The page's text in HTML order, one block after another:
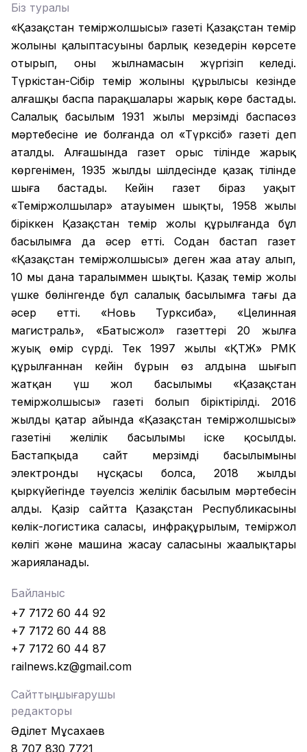
Біз туралы
«Қазақстан теміржолшысы» газеті Қазақстан темір
жолының қалыптасуының барлық кезеңдерін көрсете
отырып, оның жылнамасын жүргізіп келеді.
Түркістан-Сібір темір жолының құрылысы кезінде
алғашқы баспа парақшалары жарық көре бастады.
Салалық басылым 1931 жылы мерзімді баспасөз
мәртебесіне ие болғанда ол «Түрксіб» газеті деп
аталды. Алғашында газет орыс тілінде жарық
көргенімен, 1935 жылдың шілдесінде қазақ тілінде
шыға бастады. Кейін газет біраз уақыт
«Теміржолшылар» атауымен шықты, 1958 жылы
біріккен Қазақстан темір жолы құрылғанда бұл
басылымға да әсер етті. Содан бастап газет
«Қазақстан теміржолшысы» деген жаңа атау алып,
10 мың дана таралыммен шықты. Қазақ темір жолы
үшке бөлінгенде бұл салалық басылымға тағы да
әсер етті. «Новь Турксиба», «Целинная
магистраль», «Батысжол» газеттері 20 жылға
жуық өмір сүрді. Тек 1997 жылы «ҚТЖ» РМК
құрылғаннан кейін бұрын өз алдына шығып
жатқан үш жол басылымы «Қазақстан
теміржолшысы» газеті болып біріктірілді. 2016
жылдың қаңтар айында «Қазақстан теміржолшысы»
газетінің желілік басылымы іске қосылды.
Бастапқыда сайт мерзімді басылымының
электронды нұсқасы болса, 2018 жылдың
қыркүйегінде тәуелсіз желілік басылым мәртебесін
алды. Қазір сайтта Қазақстан Республикасының
көлік-логистика саласы, инфрақұрылым, теміржол
көлігі және машина жасау саласының жаңалықтары
жарияланады.
Байланыс
+7 7172 60 44 92
+7 7172 60 44 88
+7 7172 60 44 87
railnews.kz@gmail.com
Сайттың шығарушы
редакторы
Әділет Мұсахаев
8 707 830 7721